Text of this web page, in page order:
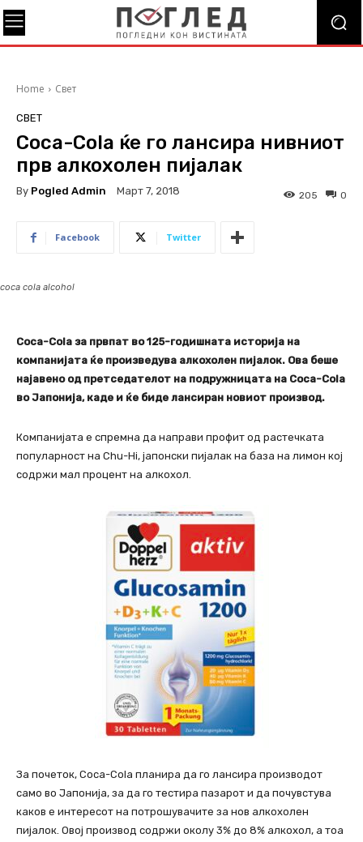
Home Свет
СВЕТ
Coca-Cola ќе го лансира нивниот
прв алкохолен пијалак
By Pogled Admin Март 7, 2018 0
205
Facebook Twitter
coca cola alcohol
Coca-Cola за првпат во 125-годишната историја на
компанијата ќе произведува алкохолен пијалок. Ова беше
најавено од претседателот на подружницата на Coca-Cola
во Јапонија, каде и ќе биде лансиран новиот производ.
Компанијата е спремна да направи профит од растечката
популарност на Chu-Hi, јапонски пијалак на база на лимон кој
содржи мал процент на алкохол.
За почеток, Coca-Cola планира да го лансира производот
само во Јапонија, за да го тестира пазарот и да почувстува
каков е интересот на потрошувачите за нов алкохолен
пијалок. Овој производ содржи околу 3% до 8% алкохол, а тоа